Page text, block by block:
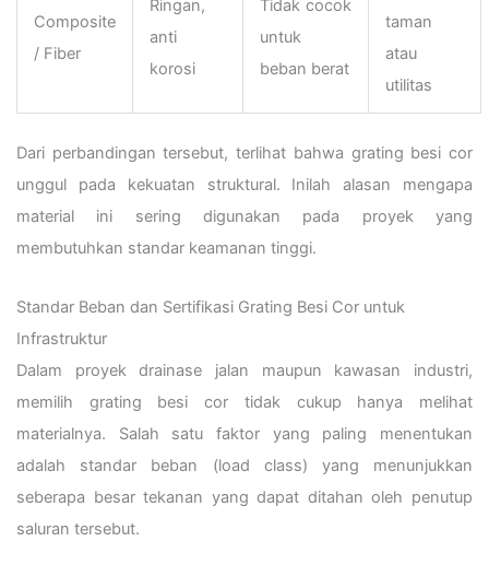
Composite
/ Fiber
Ringan,
anti
korosi
Tidak cocok
untuk
beban berat
taman
atau
utilitas
Dari perbandingan tersebut, terlihat bahwa grating besi cor
unggul pada kekuatan struktural. Inilah alasan mengapa
material ini sering digunakan pada proyek yang
membutuhkan standar keamanan tinggi.
Standar Beban dan Sertifikasi Grating Besi Cor untuk
Infrastruktur
Dalam proyek drainase jalan maupun kawasan industri,
memilih grating besi cor tidak cukup hanya melihat
materialnya. Salah satu faktor yang paling menentukan
adalah standar beban (load class) yang menunjukkan
seberapa besar tekanan yang dapat ditahan oleh penutup
saluran tersebut.